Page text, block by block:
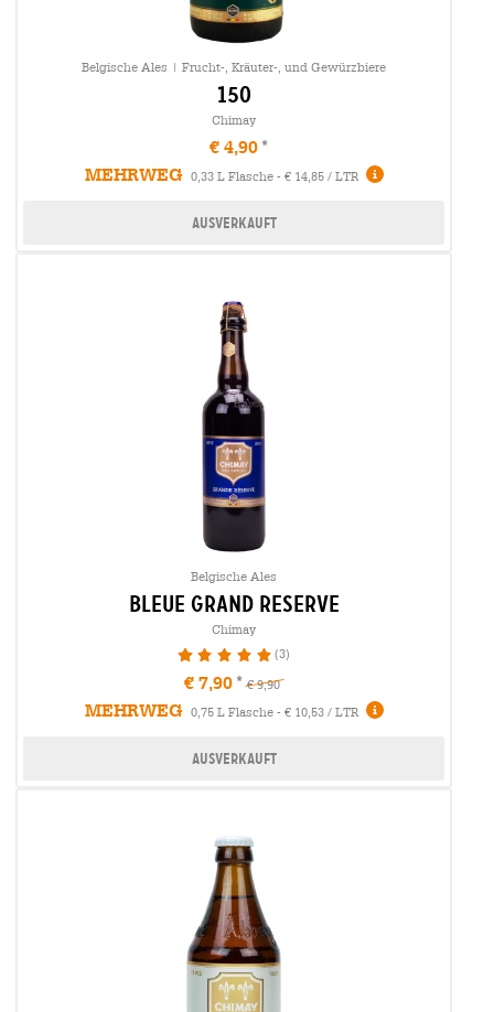
Belgische Ales | Frucht-, Kräuter-, und Gewürzbiere
150
Chimay
€ 4,90
MEHRWEG
0,33 L Flasche - € 14,85 / LTR
Ausverkauft
Belgische Ales
bleue grand reserve
Chimay
100% (3)
€ 7,90 € 9,90
MEHRWEG 0,75 L Flasche - € 10,53 / LTR
Ausverkauft